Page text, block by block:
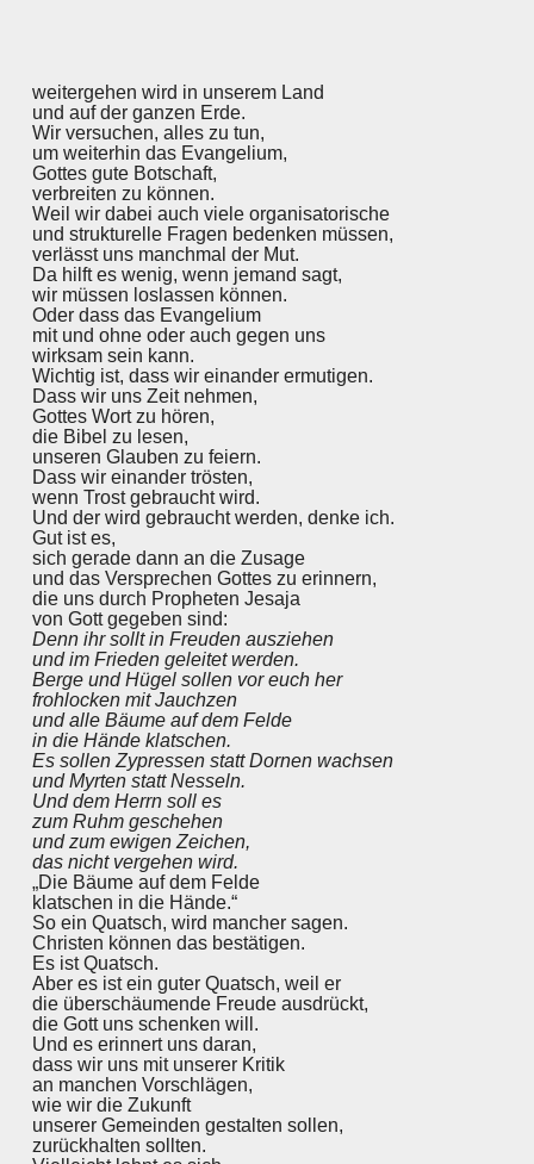
weitergehen wird in unserem Land
und auf der ganzen Erde.
Wir versuchen, alles zu tun,
um weiterhin das Evangelium,
Gottes gute Botschaft,
verbreiten zu können.
Weil wir dabei auch viele organisatorische
und strukturelle Fragen bedenken müssen,
verlässt uns manchmal der Mut.
Da hilft es wenig, wenn jemand sagt,
wir müssen loslassen können.
Oder dass das Evangelium
mit und ohne oder auch gegen uns
wirksam sein kann.
Wichtig ist, dass wir einander ermutigen.
Dass wir uns Zeit nehmen,
Gottes Wort zu hören,
die Bibel zu lesen,
unseren Glauben zu feiern.
Dass wir einander trösten,
wenn Trost gebraucht wird.
Und der wird gebraucht werden, denke ich.
Gut ist es,
sich gerade dann an die Zusage
und das Versprechen Gottes zu erinnern,
die uns durch Propheten Jesaja
von Gott gegeben sind:
Denn ihr sollt in Freuden ausziehen
und im Frieden geleitet werden.
Berge und Hügel sollen vor euch her
frohlocken mit Jauchzen
und alle Bäume auf dem Felde
in die Hände klatschen.
Es sollen Zypressen statt Dornen wachsen
und Myrten statt Nesseln.
Und dem Herrnsoll es
zum Ruhm geschehen
und zum ewigen Zeichen,
das nicht vergehen wird.
„Die Bäume auf dem Felde
klatschen in die Hände.“
So ein Quatsch, wird mancher sagen.
Christen können das bestätigen.
Es ist Quatsch.
Aber es ist ein guter Quatsch, weil er
die überschäumende Freude ausdrückt,
die Gott uns schenken will.
Und es erinnert uns daran,
dass wir uns mit unserer Kritik
an manchen Vorschlägen,
wie wir die Zukunft
unserer Gemeinden gestalten sollen,
zurückhalten sollten.